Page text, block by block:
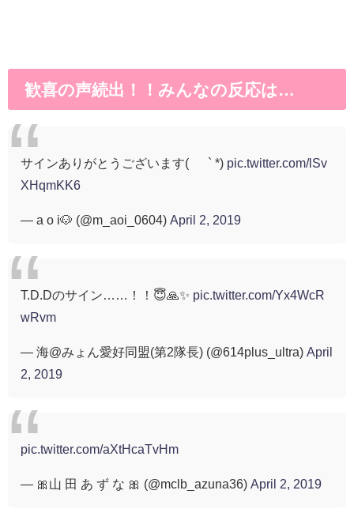
歓喜の声続出！！みんなの反応は…
サインありがとうございます( ´ ` *) pic.twitter.com/lSv
XHqmKK6
— a o i🐶 (@m_aoi_0604) April 2, 2019
T.D.Dのサイン……！！😇🙏✨ pic.twitter.com/Yx4WcR
wRvm
— 海@みょん愛好同盟(第2隊長) (@614plus_ultra) April
2, 2019
pic.twitter.com/aXtHcaTvHm
— 🎀山 田 あ ず な 🎀 (@mclb_azuna36) April 2, 2019